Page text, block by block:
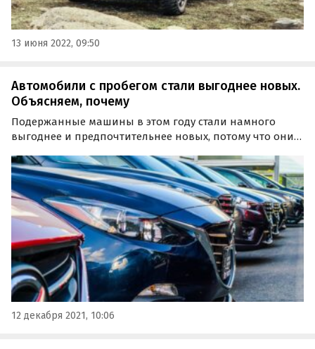
13 июня 2022, 09:50
Автомобили с пробегом стали выгоднее новых.
Объясняем, почему
Подержанные машины в этом году стали намного
выгоднее и предпочтительнее новых, потому что они
рыночные реалии (когда новые авто чаще всего
продают с «допами» и наценками), и свежий опрос
ГК…
12 декабря 2021, 10:06